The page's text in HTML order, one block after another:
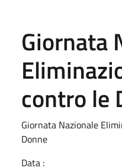
Giornata
contro le
Giornata Nazionale
Donne
Data :